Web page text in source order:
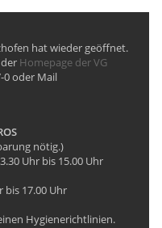
hat wieder geöffnet.
Homepage der VG
0 oder Mail
nötig.)
Uhr bis 15.00 Uhr
bis 17.00 Uhr
Hygienerichtlinien.